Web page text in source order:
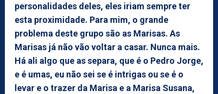
personalidades deles, eles iriam sempre ter
esta proximidade. Para mim, o grande
problema deste grupo são as Marisas. As
Marisas já não vão voltar a casar. Nunca mais.
Há ali algo que as separa, que é o Pedro Jorge,
e é umas, eu não sei se é intrigas ou se é o
levar e o trazer da Marisa e a Marisa Susana,